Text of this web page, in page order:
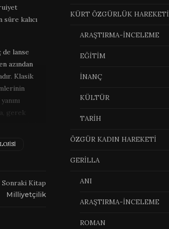
kalıcı
lanse
azından
Klasik
gerek
farklı bir
değil, daha
Sonraki Kitap
Milliyetçilik
KÜRT ÖZGÜRLÜK HAREKETİ
ARAŞTIRMA-İNCELEME
EĞİTİM
İNANÇ
KÜLTÜR
TARİH
ÖZGÜR KADIN HAREKETİ
GERİLLA
ANI
ARAŞTIRMA-İNCELEME
ROMAN